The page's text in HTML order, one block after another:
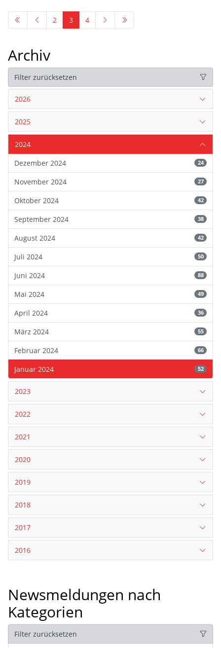
2 3 4
Archiv
Filter zurücksetzen
2026
2025
2024
Dezember 2024
24
November 2024 27
Oktober 2024 42
September 2024 38
August 2024 42
Juli 2024 50
Juni 2024 88
Mai 2024 49
April 2024 36
März 2024 55
Februar 2024 66
Januar 2024 52
2023
2022
2021
2020
2019
2018
2017
2016
Newsmeldungen nach
Kategorien
Filter zurücksetzen